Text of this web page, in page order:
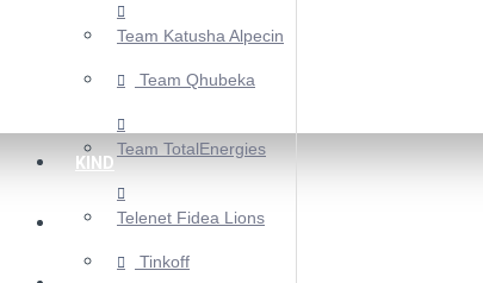
KIND
DAME
Team Katusha Alpecin
Team Qhubeka
Team TotalEnergies
Telenet Fidea Lions
Tinkoff